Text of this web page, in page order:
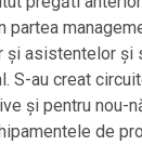
partea
și asistentelor și
S-au creat
și pentru nou-
de